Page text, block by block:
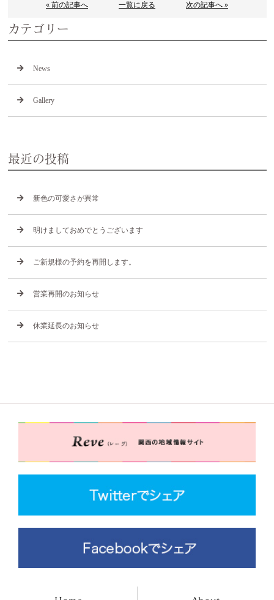
« 前の記事へ 一覧に戻る 次の記事へ »
カテゴリー
News
Gallery
最近の投稿
新色の可愛さが異常
明けましておめでとうございます
ご新規様の予約を再開します。
営業再開のお知らせ
休業延長のお知らせ